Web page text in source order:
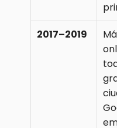
2017–2019